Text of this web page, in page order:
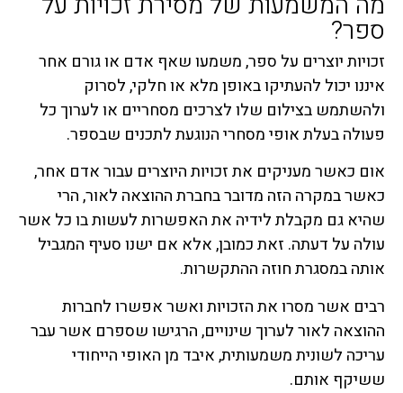
ספר?
זכויות יוצרים על ספר, משמעו שאף אדם או גורם אחר
איננו יכול להעתיקו באופן מלא או חלקי, לסרוק
ולהשתמש בצילום שלו לצרכים מסחריים או לערוך כל
פעולה בעלת אופי מסחרי הנוגעת לתכנים שבספר.
אום כאשר מעניקים את זכויות היוצרים עבור אדם אחר,
כאשר במקרה הזה מדובר בחברת ההוצאה לאור, הרי
שהיא גם מקבלת לידיה את האפשרות לעשות בו כל אשר
עולה על דעתה. זאת כמובן, אלא אם ישנו סעיף המגביל
אותה במסגרת חוזה ההתקשרות.
רבים אשר מסרו את הזכויות ואשר אפשרו לחברות
ההוצאה לאור לערוך שינויים, הרגישו שספרם אשר עבר
עריכה לשונית משמעותית, איבד מן האופי הייחודי
ששיקף אותם.